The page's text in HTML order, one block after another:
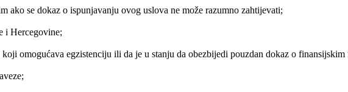
ako se dokaz o ispunjavanju ovog uslova ne može razumno zahtijevati;
i Hercegovine;
omogućava egzistenciju ili da je u stanju da obezbijedi pouzdan dokaz o